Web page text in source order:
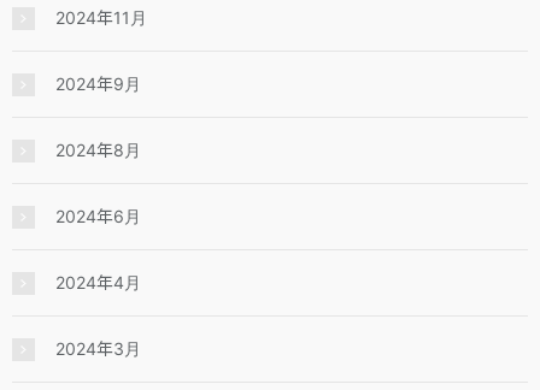
2024年11月
2024年9月
2024年8月
2024年6月
2024年4月
2024年3月